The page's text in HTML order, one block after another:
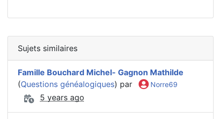
Sujets similaires
Famille Bouchard Michel- Gagnon Mathilde
(Questions généalogiques) par Norre69
5 years ago